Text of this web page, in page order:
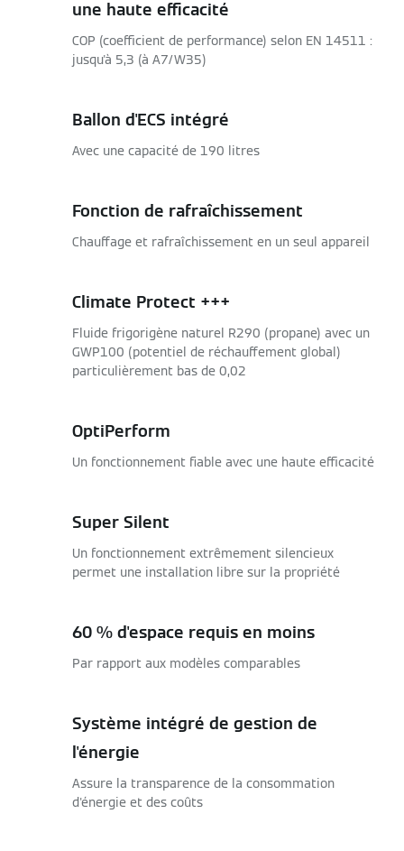
une haute efficacité
COP (coefficient de performance) selon EN 14511 :
jusqu'à 5,3 (à A7/W35)
Ballon d'ECS intégré
Avec une capacité de 190 litres
Fonction de rafraîchissement
Chauffage et rafraîchissement en un seul appareil
Climate Protect +++
Fluide frigorigène naturel R290 (propane) avec un
GWP100 (potentiel de réchauffement global)
particulièrement bas de 0,02
OptiPerform
Un fonctionnement fiable avec une haute efficacité
Super Silent
Un fonctionnement extrêmement silencieux
permet une installation libre sur la propriété
60 % d'espace requis en moins
Par rapport aux modèles comparables
Système intégré de gestion de
l'énergie
Assure la transparence de la consommation
d'énergie et des coûts